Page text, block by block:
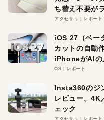
ち替え不要が
アクセサリ レポート
iOS 27（ベー
カットの自動
iPhoneがAIの
OS レポート
Insta360のジ
レビュー。4K
ェック
アクセサリ レポート